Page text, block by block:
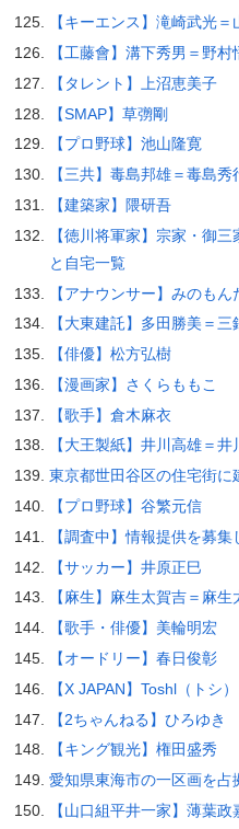
【キーエンス】滝崎武光
【工藤會】溝下秀男＝野
【タレント】上沼恵美子
【SMAP】草彅剛
【プロ野球】池山隆寛
【三共】毒島邦雄＝毒島秀
【建築家】隈研吾
【徳川将軍家】宗家・御
と自宅一覧
【アナウンサー】みのもん
【大東建託】多田勝美＝三
【俳優】松方弘樹
【漫画家】さくらももこ
【歌手】倉木麻衣
【大王製紙】井川高雄＝井
東京都世田谷区の住宅街に
【プロ野球】谷繁元信
【調査中】情報提供を募
【サッカー】井原正巳
【麻生】麻生太賀吉＝麻
【歌手・俳優】美輪明宏
【オードリー】春日俊彰
【X JAPAN】Toshl（トシ）
【2ちゃんねる】ひろゆき
【キング観光】権田盛秀
愛知県東海市の一区画を占
【山口組平井一家】薄葉政